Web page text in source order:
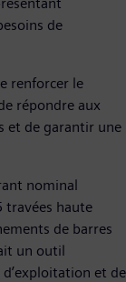
de
renforcer le
répondre aux
et de garantir une
nominal
travées haute
de barres
un outil
et de